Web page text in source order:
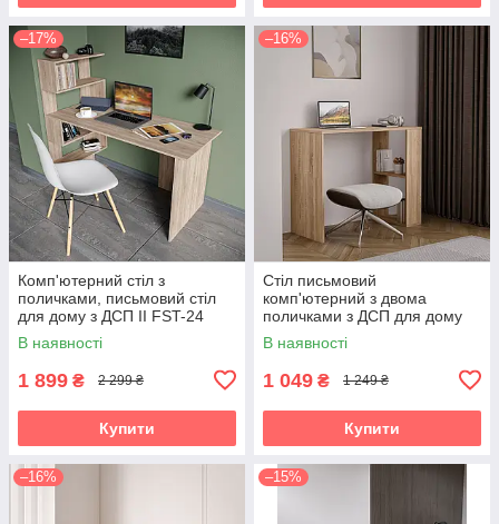
–17%
Комп'ютерний стіл з
поличками, письмовий стіл
для дому з ДСП II FST-24
В наявності
1 899 ₴ 2 299 ₴
Купити
–16%
Стіл письмовий
комп'ютерний з двома
поличками з ДСП для дому
S-10
В наявності
1 049 ₴ 1 249 ₴
Купити
–16% –15%